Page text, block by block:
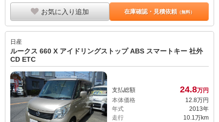
お気に入り追加 在庫確認・見積依頼（無料）
日産
ルークス 660 X アイドリングストップ ABS スマートキー 社外
CD ETC
支払総額 24.8万円
本体価格
12. 8万円
年式
2013年
走行
10.1万km